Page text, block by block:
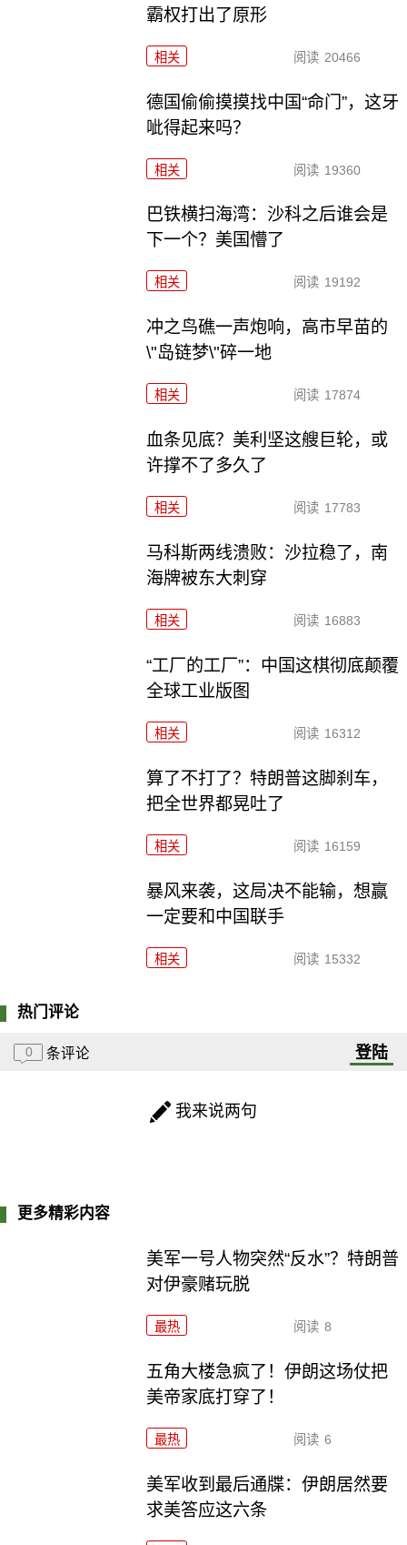
霸权打出了原形
相关 阅读 20466
德国偷偷摸摸找中国“命门”，这牙
呲得起来吗？
相关 阅读 19360
巴铁横扫海湾：沙科之后谁会是
下一个？美国懵了
相关 阅读 19192
冲之鸟礁一声炮响，高市早苗的
\"岛链梦\"碎一地
相关 阅读 17874
血条见底？美利坚这艘巨轮，或
许撑不了多久了
相关 阅读 17783
马科斯两线溃败：沙拉稳了，南
海牌被东大刺穿
相关 阅读 16883
“工厂的工厂”：中国这棋彻底颠覆
全球工业版图
相关 阅读 16312
算了不打了？特朗普这脚刹车，
把全世界都晃吐了
相关 阅读 16159
暴风来袭，这局决不能输，想赢
一定要和中国联手
相关 阅读 15332
热门评论
0 条评论 登陆
我来说两句
更多精彩内容
美军一号人物突然“反水”？特朗普
对伊豪赌玩脱
最热 阅读 8
五角大楼急疯了！伊朗这场仗把
美帝家底打穿了！
最热 阅读 6
美军收到最后通牒：伊朗居然要
求美答应这六条